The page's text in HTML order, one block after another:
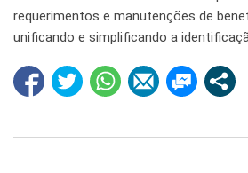
requerimentos e manutenções de
unificando e simplificando a